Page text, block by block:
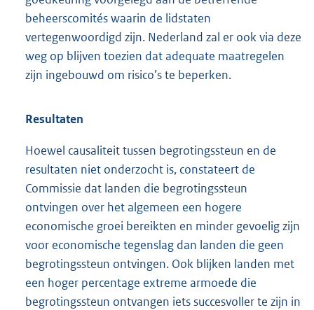
beheerscomités waarin de lidstaten
vertegenwoordigd zijn. Nederland zal er ook via deze
weg op blijven toezien dat adequate maatregelen
zijn ingebouwd om risico’s te beperken.
Resultaten
Hoewel causaliteit tussen begrotingssteun en de
resultaten niet onderzocht is, constateert de
Commissie dat landen die begrotingssteun
ontvingen over het algemeen een hogere
economische groei bereikten en minder gevoelig zijn
voor economische tegenslag dan landen die geen
begrotingssteun ontvingen. Ook blijken landen met
een hoger percentage extreme armoede die
begrotingssteun ontvangen iets succesvoller te zijn in